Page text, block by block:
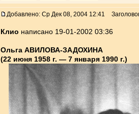
Добавлено: Ср Дек 08, 2004 12:41
Клио написано 19-01-2002 03:36
Ольга АВИЛОВА-ЗАДОХИНА
(22 июня 1958 г. — 7 января 1990 г.)